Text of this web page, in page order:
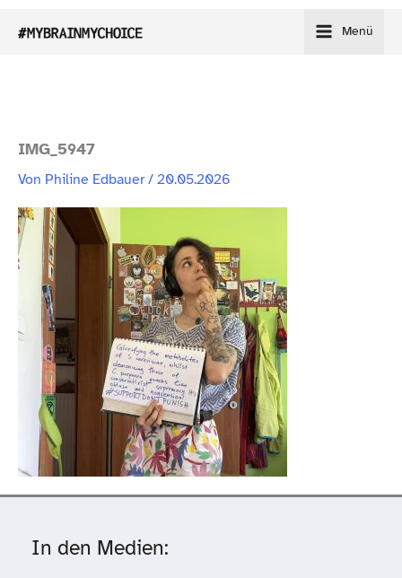
Inhalt
Menü
IMG_​5947
Von Philine Edbauer/20.05.2026
In den Medien: